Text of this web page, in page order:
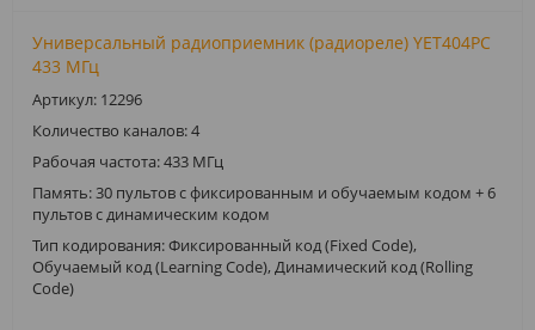
Универсальный радиоприемник (радиореле) YET404PC
433 МГц
Артикул: 12296
Количество каналов: 4
Рабочая частота: 433 МГц
Память: 30 пультов c фиксированным и обучаемым кодом + 6
пультов с динамическим кодом
Тип кодирования: Фиксированный код (Fixed Code),
Обучаемый код (Learning Code), Динамический код (Rolling
Code)